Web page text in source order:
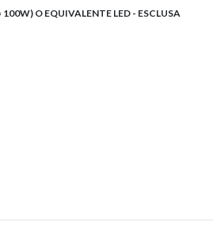
O EQUIVALENTE LED - ESCLUSA